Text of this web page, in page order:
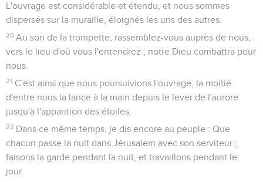
L'ouvrage est considérable et étendu, et nous sommes
dispersés sur la muraille, éloignés les uns des autres.
20 Au son de la trompette, rassemblez-vous auprès de nous,
vers le lieu d'où vous l'entendrez ; notre Dieu combattra pour
nous.
21 C'est ainsi que nous poursuivions l'ouvrage, la moitié
d'entre nous la lance à la main depuis le lever de l'aurore
jusqu'à l'apparition des étoiles.
22 Dans ce même temps, je dis encore au peuple : Que
chacun passe la nuit dans Jérusalem avec son serviteur ;
faisons la garde pendant la nuit, et travaillons pendant le
jour.